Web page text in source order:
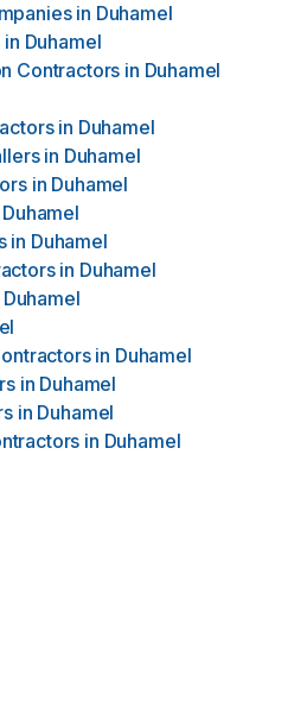
in Duhamel
in Duhamel
Contractors in Duhamel
in Duhamel
in Duhamel
in Duhamel
Duhamel
in Duhamel
in Duhamel
Duhamel
in Duhamel
in Duhamel
in Duhamel
in Duhamel